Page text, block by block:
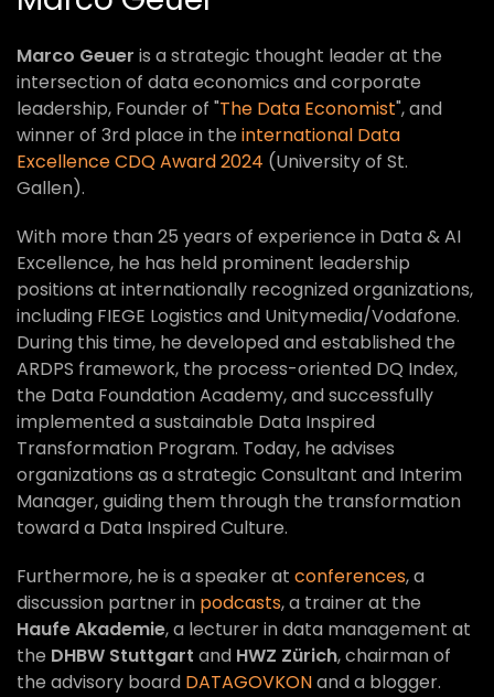
Marco Geuer is a strategic thought leader at the
intersection of data economics and corporate
leadership, Founder of "The Data Economist", and
winner of 3rd place in the international Data
Excellence CDQ Award 2024 (University of St.
Gallen).
With more than 25 years of experience in Data & AI
Excellence, he has held prominent leadership
positions at internationally recognized organizations,
including FIEGE Logistics and Unitymedia/Vodafone.
During this time, he developed and established the
ARDPS framework, the process-oriented DQ Index,
the Data Foundation Academy, and successfully
implemented a sustainable Data Inspired
Transformation Program. Today, he advises
organizations as a strategic Consultant and Interim
Manager, guiding them through the transformation
toward a Data Inspired Culture.
Furthermore, he is a speaker at conferences, a
discussion partner in podcasts, a trainer at the
Haufe Akademie, a lecturer in data management at
the DHBW Stuttgart and HWZ Zürich, chairman of
the advisory board DATAGOVKONand a blogger.